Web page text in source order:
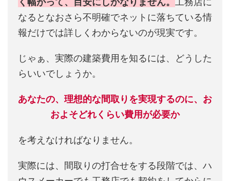
なるとなおさら不明確でネットに落ちている情
報だけでは詳しくわからないのが現実です。
じゃぁ、実際の建築費用を知るには、どうした
らいいでしょうか。
あなたの、理想的な間取りを実現するのに、お
およそどれくらい費用が必要か
を考えなければなりません。
実際には、間取りの打合せをする段階では、ハ